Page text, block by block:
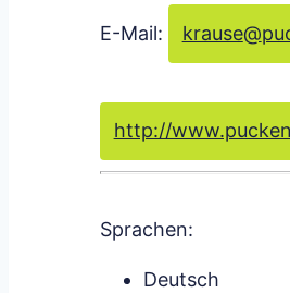
E-Mail: krause@
http://
Sprachen:
Deutsch